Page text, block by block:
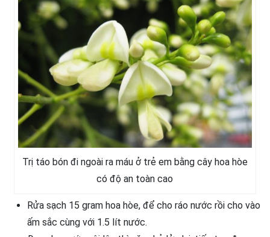
Trị táo bón đi ngoài ra máu ở trẻ em bằng cây hoa hòe
có độ an toàn cao
Rửa sạch 15 gram hoa hòe, để cho ráo nước rồi cho vào
ấm sắc cùng với 1.5 lít nước.